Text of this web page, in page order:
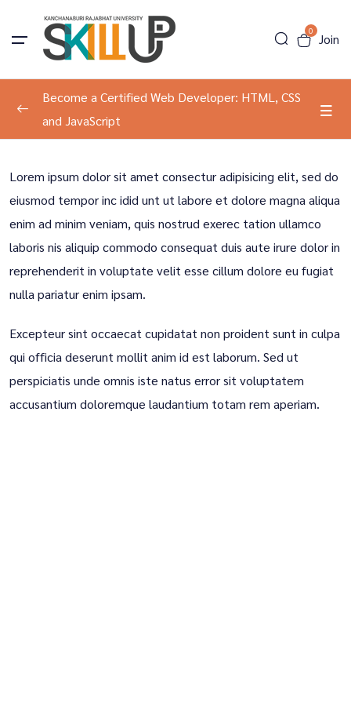
0
Join
Program Information
Tools Introduction 00:00
Become a Certified Web Developer: HTML, CSS
and JavaScript
Lorem ipsum dolor sit amet consectur adipisicing elit, sed do
eiusmod tempor inc idid unt ut labore et dolore magna aliqua
enim ad minim veniam, quis nostrud exerec tation ullamco
laboris nis aliquip commodo consequat duis aute irure dolor in
reprehenderit in voluptate velit esse cillum dolore eu fugiat
nulla pariatur enim ipsam.
Excepteur sint occaecat cupidatat non proident sunt in culpa
qui officia deserunt mollit anim id est laborum. Sed ut
perspiciatis unde omnis iste natus error sit voluptatem
accusantium doloremque laudantium totam rem aperiam.